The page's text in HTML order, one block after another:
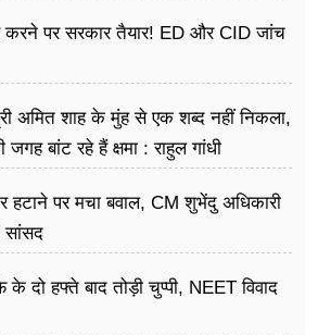
करने पर सरकार तैयार! ED और CID जांच
अमित शाह के मुंह से एक शब्द नहीं निकला,
जगह बांट रहे हैं क्षमा : राहुल गांधी
हटाने पर मचा बवाल, CM शुभेंदु अधिकारी
सांसद
के दो हफ्ते बाद तोड़ी चुप्पी, NEET विवाद